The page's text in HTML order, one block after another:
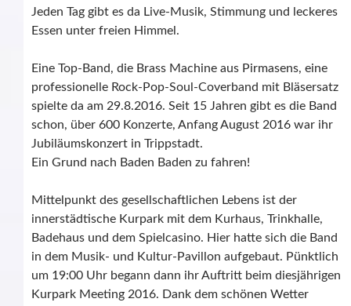
Jeden Tag gibt es da Live-Musik, Stimmung und leckeres
Essen unter freien Himmel.
Eine Top-Band, die Brass Machine aus Pirmasens, eine
professionelle Rock-Pop-Soul-Coverband mit Bläsersatz
spielte da am 29.8.2016. Seit 15 Jahren gibt es die Band
schon, über 600 Konzerte, Anfang August 2016 war ihr
Jubiläumskonzert in Trippstadt.
Ein Grund nach Baden Baden zu fahren!
Mittelpunkt des gesellschaftlichen Lebens ist der
innerstädtische Kurpark mit dem Kurhaus, Trinkhalle,
Badehaus und dem Spielcasino. Hier hatte sich die Band
in dem Musik- und Kultur-Pavillon aufgebaut. Pünktlich
um 19:00 Uhr begann dann ihr Auftritt beim diesjährigen
Kurpark Meeting 2016. Dank dem schönen Wetter